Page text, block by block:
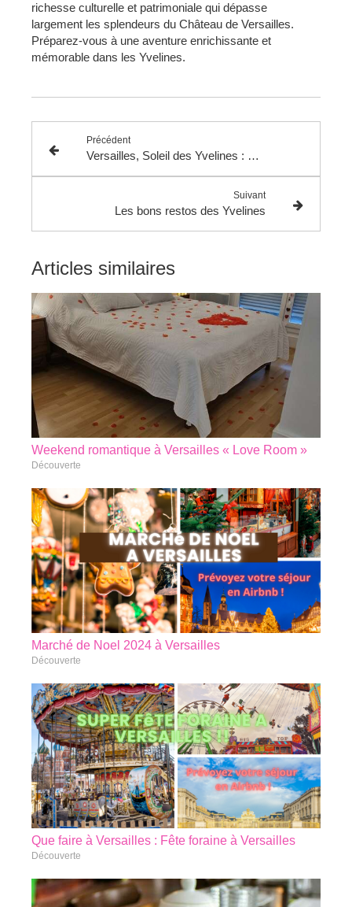
richesse culturelle et patrimoniale qui dépasse
largement les splendeurs du Château de Versailles.
Préparez-vous à une aventure enrichissante et
mémorable dans les Yvelines.
Précédent
Versailles, Soleil des Yvelines : Une Découverte au-delà du Château
Suivant
Les bons restos des Yvelines
Articles similaires
Weekend romantique à Versailles « Love Room »
Découverte
Marché de Noel 2024 à Versailles
Découverte
Que faire à Versailles : Fête foraine à Versailles
Découverte